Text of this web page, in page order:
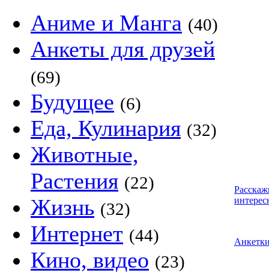
Аниме и Манга (40)
Анкеты для друзей
(69)
Будущее (6)
Еда, Кулинария (32)
Животные,
Растения (22)
Жизнь (32)
Интернет (44)
Кино, видео (23)